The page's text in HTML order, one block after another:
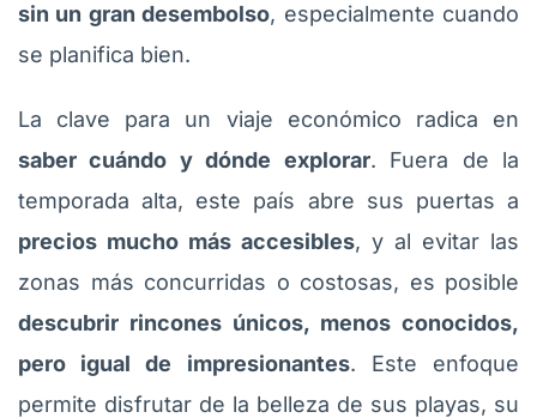
sin un gran desembolso, especialmente cuando
se planifica bien.
La clave para un viaje económico radica en
saber cuándo y dónde explorar. Fuera de la
temporada alta, este país abre sus puertas a
precios mucho más accesibles, y al evitar las
zonas más concurridas o costosas, es posible
descubrir rincones únicos, menos conocidos,
pero igual de impresionantes. Este enfoque
permite disfrutar de la belleza de sus playas, su